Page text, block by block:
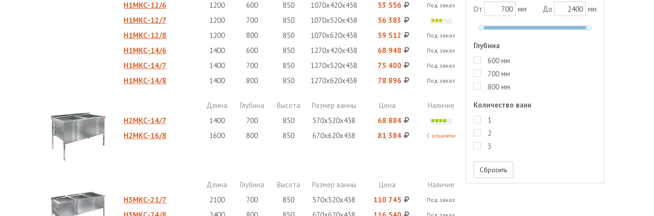
Н1МКС-12/6 1200 600 850 1070х420х438 53 556 Под заказ
Н1МКС-12/7 1200 700 850 1070х520х438
56 383
Н1МКС-12/8
1200 800 850 1070х620х438 59 512 Под заказ
Н1МКС-14/6 1400 600 850 1270х420х438 68 948 Под заказ
Н1МКС-14/7 1400 700 850 1270х520х438 75 400 Под заказ
Н1МКС-14/8 1400 800 850 1270х620х438 78 896 Под заказ
Длина Глубина Высота Размер ванны Цена
Наличие
Н2МКС-14/7
1400 700 850 570х520х438
68 884
Н2МКС-16/8
1600 800 850 670х620х438 81 384 С опциями
Длина Глубина Высота Размер ванны Цена
Наличие
Н3МКС-21/7
2100 700 850 570х520х438 110 745 Под заказ
Под заказ
От
мм До мм
Глубина
600 мм
700 мм
800 мм
Количество ванн
1
2
3
Сбросить